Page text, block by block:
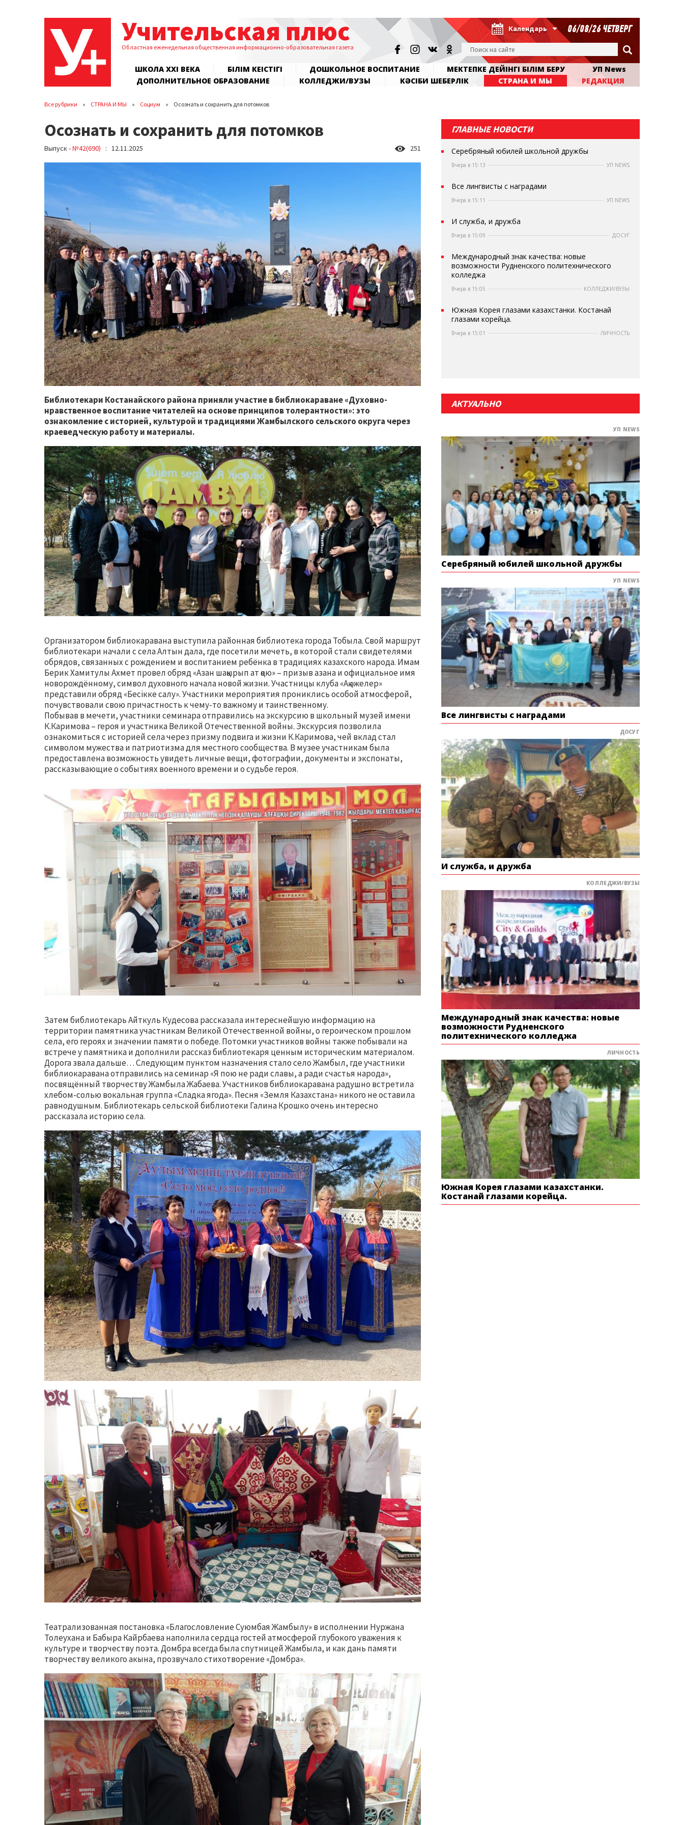
Учительская плюс
Областная еженедельная общественная информационно-образовательная газета
Календарь 06/08/26 ЧЕТВЕРГ
ШКОЛА XXI ВЕКА БІЛІМ КЕҢІСТІГІ ДОШКОЛЬНОЕ ВОСПИТАНИЕ МЕКТЕПКЕ ДЕЙІНГІ БІЛІМ БЕРУ
УП News
ДОПОЛНИТЕЛЬНОЕ ОБРАЗОВАНИЕ
КОЛЛЕДЖИ/ВУЗЫ КӘСІБИ ШЕБЕРЛІК СТРАНА И МЫ РЕДАКЦИЯ
Все рубрики СТРАНА И МЫ Социум Осознать и сохранить для потомков
Осознать и сохранить для потомков
Выпуск -№42(690) : 12.11.2025 251
Библиотекари Костанайского района приняли участие в библиокараване «Духовно-
нравственное воспитание читателей на основе принципов толерантности»: это
ознакомление с историей, культурой и традициями Жамбылского сельского округа через
краеведческую работу и материалы.
Организатором библиокаравана выступила районная библиотека города Тобыла. Свой маршрут
библиотекари начали с села Алтын дала, где посетили мечеть, в которой стали свидетелями
обрядов, связанных с рождением и воспитанием ребёнка в традициях казахского народа. Имам
Берик Хамитулы Ахмет провел обряд «Азан шақырып ат қою» – призыв азана и официальное имя
новорождённому, символ духовного начала новой жизни. Участницы клуба «Ақ әжелер»
представили обряд «Бесікке салу». Участники мероприятия прониклись особой атмосферой,
почувствовали свою причастность к чему-то важному и таинственному.
Побывав в мечети, участники семинара отправились на экскурсию в школьный музей имени
К.Каримова – героя и участника Великой Отечественной войны. Экскурсия позволила
ознакомиться с историей села через призму подвига и жизни К.Каримова, чей вклад стал
символом мужества и патриотизма для местного сообщества. В музее участникам была
предоставлена возможность увидеть личные вещи, фотографии, документы и экспонаты,
рассказывающие о событиях военного времени и о судьбе героя.
Затем библиотекарь Айткуль Кудесова рассказала интереснейшую информацию на
территории памятника участникам Великой Отечественной войны, о героическом прошлом
села, его героях и значении памяти о победе. Потомки участников войны также побывали на
встрече у памятника и дополнили рассказ библиотекаря ценным историческим материалом.
Дорога звала дальше… Следующим пунктом назначения стало село Жамбыл, где участники
библиокаравана отправились на семинар «Я пою не ради славы, а ради счастья народа»,
посвящённый творчеству Жамбыла Жабаева. Участников библиокаравана радушно встретила
хлебом-солью вокальная группа «Сладка ягода». Песня «Земля Казахстана» никого не оставила
равнодушным. Библиотекарь сельской библиотеки Галина Крошко очень интересно
рассказала историю села.
Театрализованная постановка «Благословление Суюмбая Жамбылу» в исполнении Нуржана
Толеухана и Бабыра Кайрбаева наполнила сердца гостей атмосферой глубокого уважения к
культуре и творчеству поэта. Домбра всегда была спутницей Жамбыла, и как дань памяти
творчеству великого акына, прозвучало стихотворение «Домбра».
ГЛАВНЫЕ НОВОСТИ
Серебряный юбилей школьной дружбы
Вчера в 15:13 УП NEWS
Все лингвисты с наградами
Вчера в 15:11 УП NEWS
И служба, и дружба
Вчера в 15:09 ДОСУГ
Международный знак качества: новые
возможности Рудненского политехнического
колледжа
Вчера в 15:05 КОЛЛЕДЖИ/ВУЗЫ
Южная Корея глазами казахстанки. Костанай
глазами корейца.
Вчера в 15:01 ЛИЧНОСТЬ
АКТУАЛЬНО
УП NEWS
Серебряный юбилей школьной дружбы
УП NEWS
Все лингвисты с наградами
ДОСУГ
И служба, и дружба
КОЛЛЕДЖИ/ВУЗЫ
Международный знак качества: новые
возможности Рудненского
политехнического колледжа
ЛИЧНОСТЬ
Южная Корея глазами казахстанки.
Костанай глазами корейца.